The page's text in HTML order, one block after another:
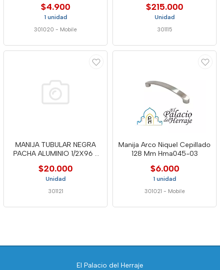
$4.900
1 unidad
301020 - Mobile
$215.000
Unidad
301115
MANIJA TUBULAR NEGRA
PACHA ALUMINIO 1/2X96 -
$20.000
Unidad
301121
Manija Arco Niquel Cepillado
128 Mm Hma045-03
$6.000
1 unidad
301021 - Mobile
El Palacio del Herraje